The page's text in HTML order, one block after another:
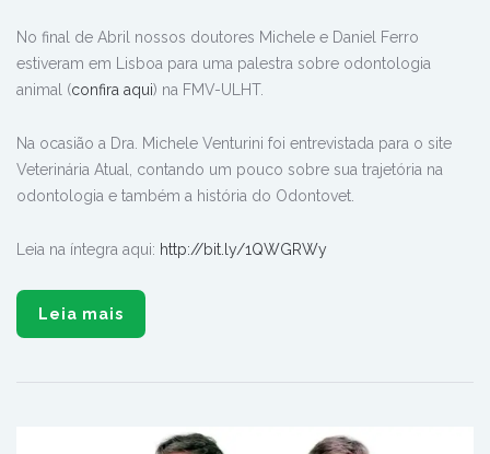
No final de Abril nossos doutores Michele e Daniel Ferro
estiveram em Lisboa para uma palestra sobre odontologia
animal (confira aqui) na FMV-ULHT.
Na ocasião a Dra. Michele Venturini foi entrevistada para o site
Veterinária Atual, contando um pouco sobre sua trajetória na
odontologia e também a história do Odontovet.
Leia na íntegra aqui: http://bit.ly/1QWGRWy
Leia mais